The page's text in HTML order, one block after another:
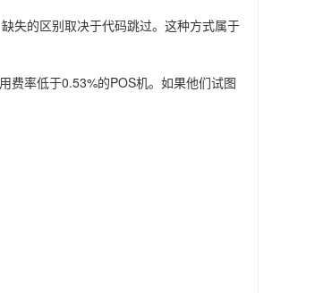
失的区别取决于代码跳过。这种方式属于
费率低于0.53%的POS机。如果他们试图